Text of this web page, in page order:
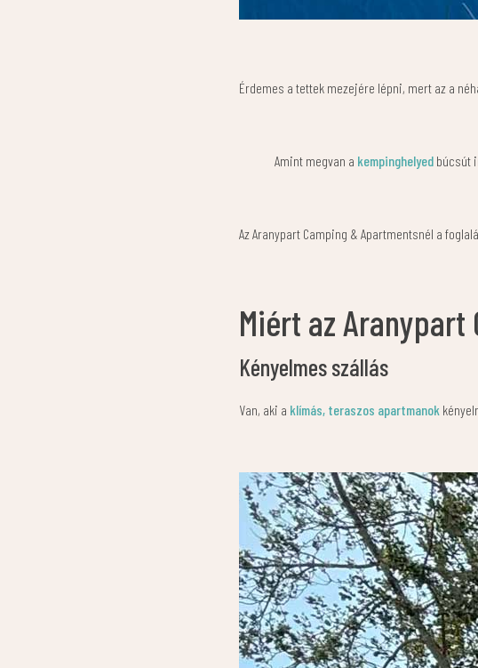
Érdemes a tettek mezejére lépni, mert az a
Amint megvan a kempinghelyedbúcsút
Az Aranypart Camping & Apartmentsnél a
Miért az
Kényelmes szállás
Van, aki a klímás, teraszos apartmanok